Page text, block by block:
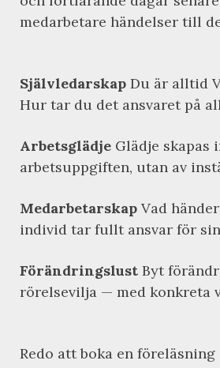
medarbetare händelser till
Självledarskap Du är alltid
Hur tar du det ansvaret på
Arbetsglädje Glädje
arbetsuppgiften, utan av
Medarbetarskap Vad
individ tar fullt ansvar för
Förändringslust Byt
rörelsevilja — med konkreta
Redo att boka en